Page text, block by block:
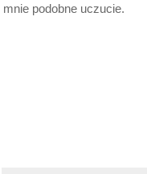
mnie podobne uczucie.